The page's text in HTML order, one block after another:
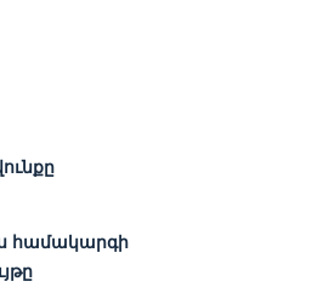
համակարգի